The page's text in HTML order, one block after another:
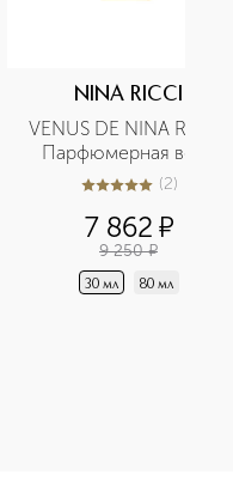
NINA RICCI
VENUS DE NINA RICCI
Парфюмерная вода
5из 52 (2)
7 862 ¤
9 250 ¤
30 мл 80 мл